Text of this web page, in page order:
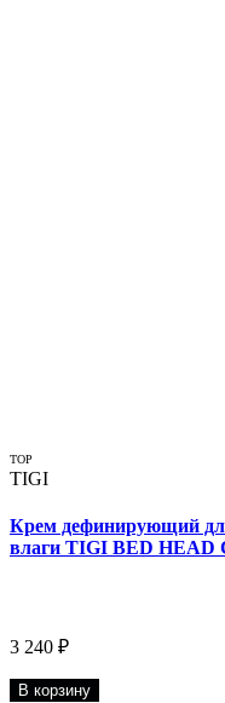
TOP
TIGI
Крем дефинирующий
влаги TIGI BED HEAD
3 240 ₽
В корзину